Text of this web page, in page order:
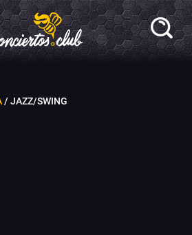
/ JAZZ/SWING